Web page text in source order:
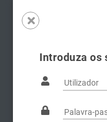
Introduza os
Famílias